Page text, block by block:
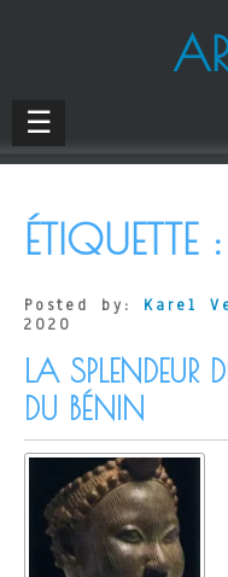
☰
ÉTIQUETTE :
Posted by: Karel
2020
LA SPLENDEUR
DU BÉNIN